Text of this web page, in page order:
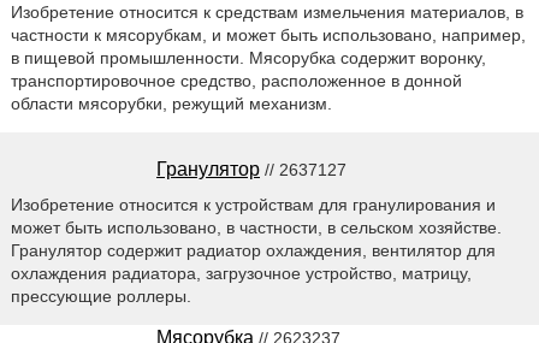
Изобретение относится к средствам измельчения материалов, в
частности к мясорубкам, и может быть использовано, например,
в пищевой промышленности. Мясорубка содержит воронку,
транспортировочное средство, расположенное в донной
области мясорубки, режущий механизм.
Гранулятор // 2637127
Изобретение относится к устройствам для гранулирования и
может быть использовано, в частности, в сельском хозяйстве.
Гранулятор содержит радиатор охлаждения, вентилятор для
охлаждения радиатора, загрузочное устройство, матрицу,
прессующие роллеры.
Мясорубка // 2623237